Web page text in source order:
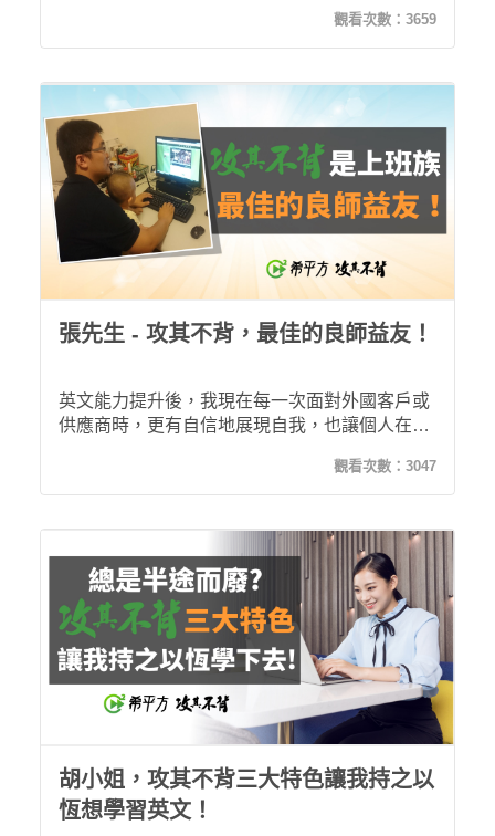
後才真實感受到自己扎實地累積到不少英文知
識，跟以前那種不踏實的感覺不太一樣，最重要
觀看次數： 3659
張先生 - 攻其不背，最佳的良師益友！
英文能力提升後，我現在每一次面對外國客戶或
供應商時，更有自信地展現自我，也讓個人在工
觀看次數： 3047
胡小姐，攻其不背三大特色讓我持之以
恆想學習英文！